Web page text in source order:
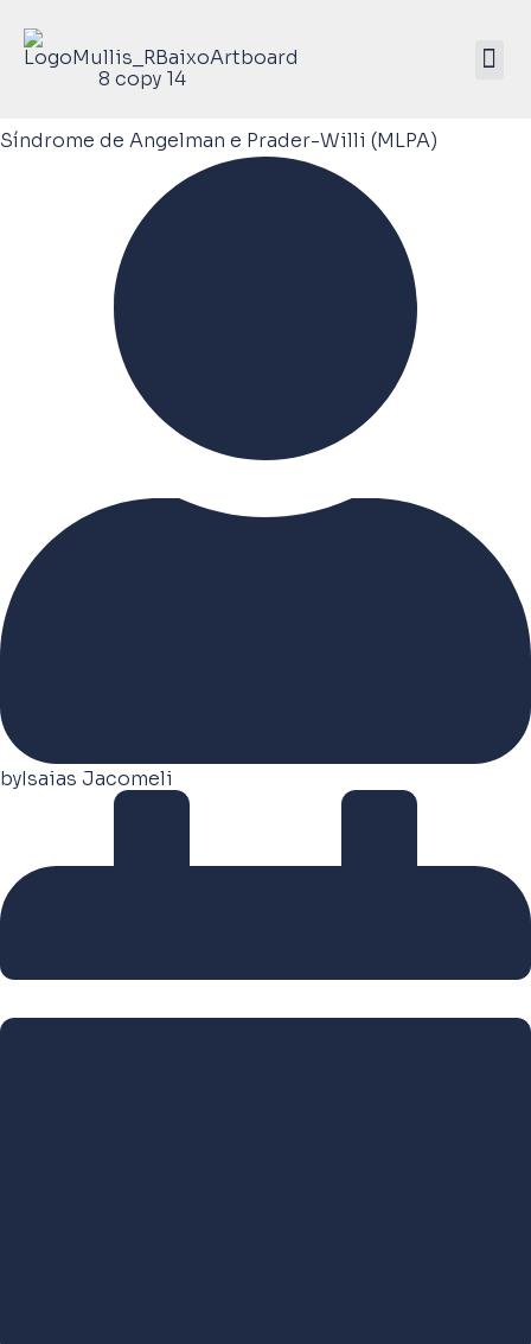
Síndrome de Angelman e Prader-Willi (MLPA)
byIsaias Jacomeli